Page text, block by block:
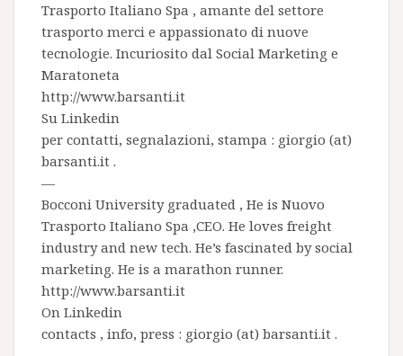
Trasporto Italiano Spa , amante del settore
trasporto merci e appassionato di nuove
tecnologie. Incuriosito dal Social Marketing e
Maratoneta
http://www.barsanti.it
Su Linkedin
per contatti, segnalazioni, stampa : giorgio (at)
barsanti.it .
—
Bocconi University graduated , He is Nuovo
Trasporto Italiano Spa ,CEO. He loves freight
industry and new tech. He’s fascinated by social
marketing. He is a marathon runner.
http://www.barsanti.it
On Linkedin
contacts , info, press : giorgio (at) barsanti.it .